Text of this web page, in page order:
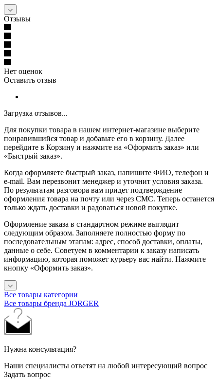
Отзывы
Нет оценок
Оставить отзыв
Загрузка отзывов...
Для покупки товара в нашем интернет-магазине выберите
понравившийся товар и добавьте его в корзину. Далее
перейдите в Корзину и нажмите на «Оформить заказ» или
«Быстрый заказ».
Когда оформляете быстрый заказ, напишите ФИО, телефон и
e-mail. Вам перезвонит менеджер и уточнит условия заказа.
По результатам разговора вам придет подтверждение
оформления товара на почту или через СМС. Теперь останется
только ждать доставки и радоваться новой покупке.
Оформление заказа в стандартном режиме выглядит
следующим образом. Заполняете полностью форму по
последовательным этапам: адрес, способ доставки, оплаты,
данные о себе. Советуем в комментарии к заказу написать
информацию, которая поможет курьеру вас найти. Нажмите
кнопку «Оформить заказ».
Все товары категории
Все товары бренда JORGER
Нужна консультация?
Наши специалисты ответят на любой интересующий вопрос
Задать вопрос